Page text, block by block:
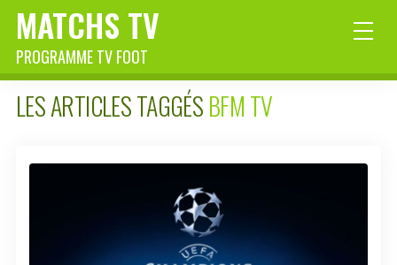
MATCHS TV
PROGRAMME TV FOOT
LES ARTICLES TAGGÉSBFM TV